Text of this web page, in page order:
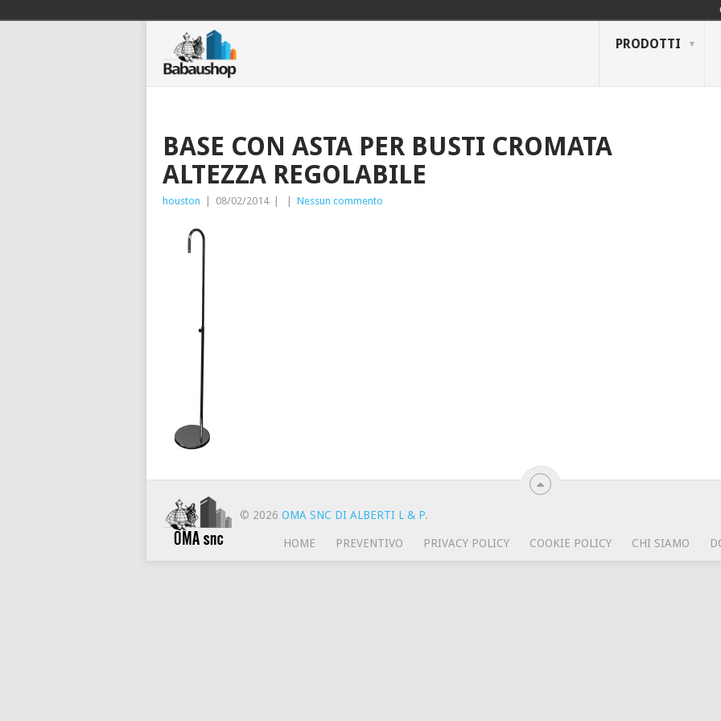
PRODOTTI
BASE CON ASTA PER BUSTI CROMATA
ALTEZZA REGOLABILE
houston 08/02/2014 Nessun commento
© 2026 OMA SNC DI ALBERTI L & P.
HOME PREVENTIVO PRIVACY POLICY COOKIE POLICY CHI SIAMO